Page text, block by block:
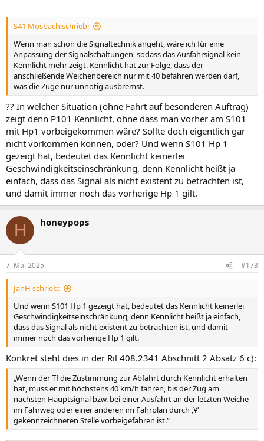
S41 Mosbach schrieb:
Wenn man schon die Signaltechnik angeht, wäre ich für eine
Anpassung der Signalschaltungen, sodass das Ausfahrsignal kein
Kennlicht mehr zeigt. Kennlicht hat zur Folge, dass der
anschließende Weichenbereich nur mit 40 befahren werden darf,
was die Züge nur unnötig ausbremst.
?? In welcher Situation (ohne Fahrt auf besonderen Auftrag)
zeigt denn P101 Kennlicht, ohne dass man vorher am S101
mit Hp1 vorbeigekommen wäre? Sollte doch eigentlich gar
nicht vorkommen können, oder? Und wenn S101 Hp 1
gezeigt hat, bedeutet das Kennlicht keinerlei
Geschwindigkeitseinschränkung, denn Kennlicht heißt ja
einfach, dass das Signal als nicht existent zu betrachten ist,
und damit immer noch das vorherige Hp 1 gilt.
H honeypops
7. Mai 2025 #173
JanH schrieb:
Und wenn S101 Hp 1 gezeigt hat, bedeutet das Kennlicht keinerlei
Geschwindigkeitseinschränkung, denn Kennlicht heißt ja einfach,
dass das Signal als nicht existent zu betrachten ist, und damit
immer noch das vorherige Hp 1 gilt.
Konkret steht dies in der Ril 408.2341 Abschnitt 2 Absatz 6 c):
„Wenn der Tf die Zustimmung zur Abfahrt durch Kennlicht erhalten
hat, muss er mit höchstens 40 km/h fahren, bis der Zug am
nächsten Hauptsignal bzw. bei einer Ausfahrt an der letzten Weiche
im Fahrweg oder einer anderen im Fahrplan durch ‚¥‘
gekennzeichneten Stelle vorbeigefahren ist.“